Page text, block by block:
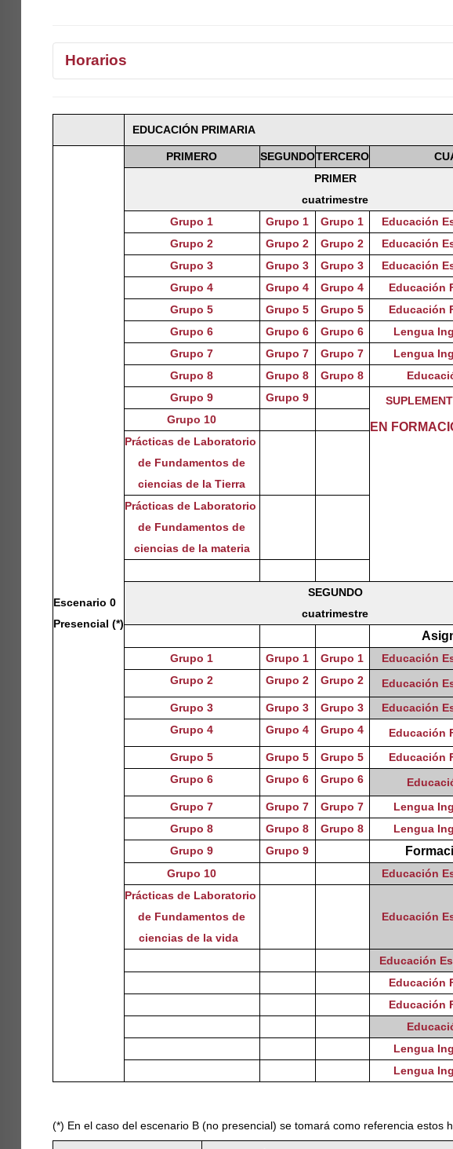
Horarios
Selecciona curso
EDUCACIÓN PRIMARIA
Escenario 0
Presencial (*)
PRIMERO SEGUNDOTERCERO
PRIMER
cuatrimestre
Grupo 1
Grupo 1 Grupo 1
Educación
Grupo 2
Grupo 2 Grupo 2
Educación
Grupo 3
Grupo 3 Grupo 3
Educación
Grupo 4
Grupo 4 Grupo 4
Educación
Grupo 5
Grupo 5 Grupo 5
Educación
Grupo 6
Grupo 6 Grupo 6
Lengua
Grupo 7
Grupo 7 Grupo 7
Lengua
Grupo 8
Grupo 8 Grupo 8
Grupo 9
Grupo 9
EN
Grupo 10
Prácticas de Laboratorio
de Fundamentos de
ciencias de la Tierra
Prácticas de Laboratorio
de Fundamentos de
ciencias de la materia
SEGUNDO
cuatrimestre
Grupo 1 Grupo 1 Grupo 1
Educación
Grupo 2
Grupo 2 Grupo 2
Educación
Grupo 3
Grupo 3 Grupo 3
Educación
Grupo 4
Grupo 4 Grupo 4
Educación
Grupo 5
Grupo 5 Grupo 5
Educación
Grupo 6
Grupo 6 Grupo 6
Grupo 7
Grupo 7 Grupo 7
Lengua
Grupo 8
Grupo 8 Grupo 8
Lengua
Grupo 9
Grupo 9
Grupo 10 Educación
Prácticas de Laboratorio
de Fundamentos de
ciencias de la vida
Educación
Educación
Educación
Educación
Lengua
Lengua
(*) En el caso del escenario B (no presencial) se tomará como referencia estos